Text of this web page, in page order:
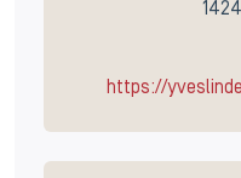
https://